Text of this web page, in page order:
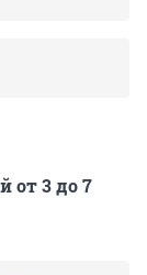
от 3 до 7